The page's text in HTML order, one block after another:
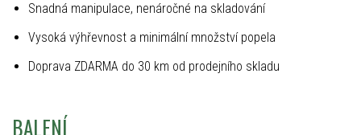
Snadná manipulace, nenáročné na skladování
Vysoká výhřevnost a minimální množství popela
Doprava ZDARMA do 30 km od prodejního skladu
BALENÍ